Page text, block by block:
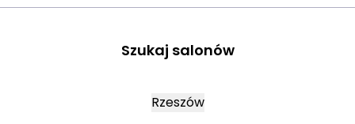
Szukaj salonów
Rzeszów